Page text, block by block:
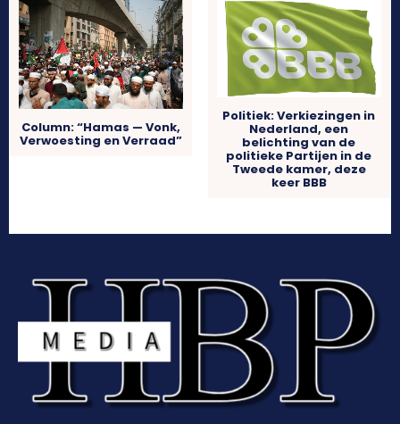
Column: “Hamas — Vonk,
Verwoesting en Verraad”
Politiek: Verkiezingen in
Nederland, een
belichting van de
politieke Partijen in de
Tweede kamer, deze
keer BBB